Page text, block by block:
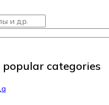
popular categories